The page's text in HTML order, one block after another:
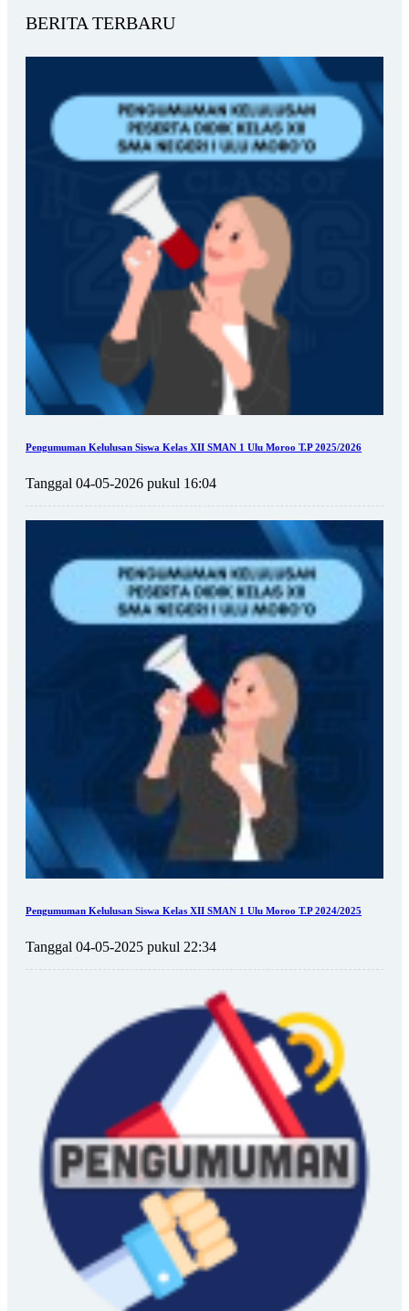
BERITA TERBARU
Pengumuman Kelulusan Siswa Kelas XII SMAN 1 Ulu Moroo T.P 2025/2026
Tanggal 04-05-2026 pukul 16:04
Pengumuman Kelulusan Siswa Kelas XII SMAN 1 Ulu Moroo T.P 2024/2025
Tanggal 04-05-2025 pukul 22:34